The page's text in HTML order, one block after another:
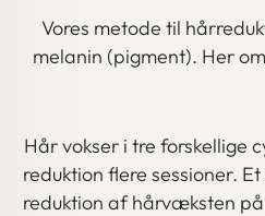
Vores metode til
melanin (pigment). Her
Hår vokser i tre forskellige
reduktion flere sessioner.
reduktion af hårvæksten